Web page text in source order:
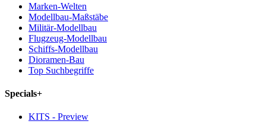
Marken-Welten
Modellbau-Maßstäbe
Militär-Modellbau
Flugzeug-Modellbau
Schiffs-Modellbau
Dioramen-Bau
Top Suchbegriffe
Specials+
KITS - Preview